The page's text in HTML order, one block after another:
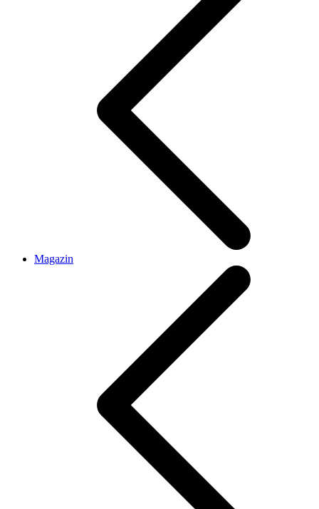
Magazin